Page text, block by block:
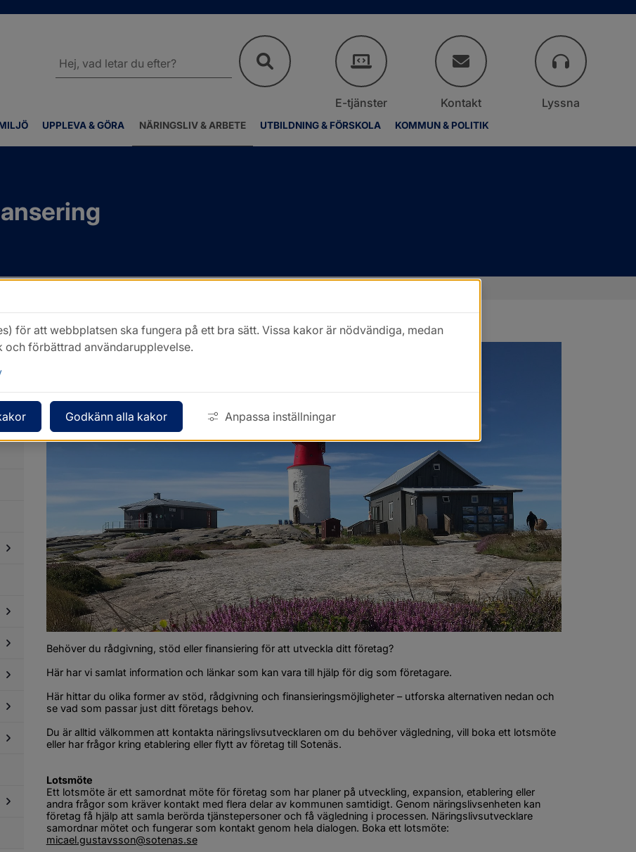
UPPLEVA & GÖRA NÄRINGSLIV & ARBETE UTBILDNING & FÖRSKOLA KOMMUN & POLITIK
webbplatsen
E-tjänster Kontakt Lyssna
Undersidor
och
utveckling
i
Sotenäs
Undersidor
om
näringslivet
i
Sotenäs
Undersidor
och
Undersidor
Upphandling
och
Undersidor
tillsyn
Arbetsmarknad
Undersidor
Rådgivning, stöd och finansering
Behöver du rådgivning, stöd eller finansiering för att utveckla ditt företag?
Här har vi samlat information och länkar som kan vara till hjälp för dig som företagare.
Här hittar du olika former av stöd, rådgivning och finansieringsmöjligheter – utforska alternativen nedan och
se vad som passar just ditt företags behov.
Du är alltid välkommen att kontakta näringslivsutvecklaren om du behöver vägledning, vill boka ett lotsmöte
eller har frågor kring etablering eller flytt av företag till Sotenäs.
Lotsmöte
Ett lotsmöte är ett samordnat möte för företag som har planer på utveckling, expansion, etablering eller
andra frågor som kräver kontakt med flera delar av kommunen samtidigt. Genom näringslivsenheten kan
företag få hjälp att samla berörda tjänstepersoner och få vägledning i processen. Näringslivsutvecklare
micael.gustavsson@sotenas.se
för att webbplatsen ska fungera på ett bra sätt. Vissa kakor är nödvändiga, medan
och förbättrad användarupplevelse.
Godkänn alla kakor Anpassa inställningar